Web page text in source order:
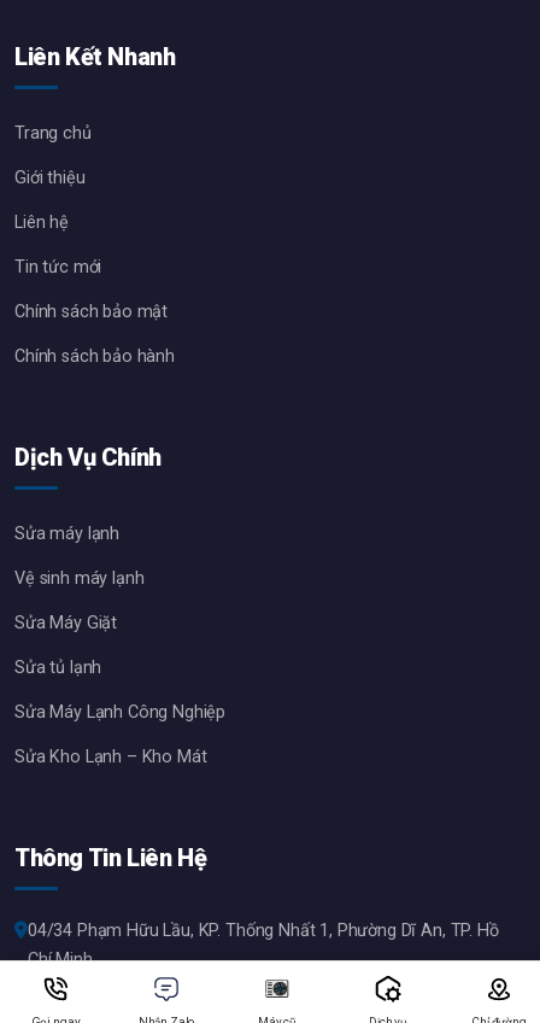
Liên Kết Nhanh
Trang chủ
Giới thiệu
Liên hệ
Tin tức mới
Chính sách bảo mật
Chính sách bảo hành
Dịch Vụ Chính
Sửa máy lạnh
Vệ sinh máy lạnh
Sửa Máy Giặt
Sửa tủ lạnh
Sửa Máy Lạnh Công Nghiệp
Sửa Kho Lạnh – Kho Mát
Thông Tin Liên Hệ
04/34 Phạm Hữu Lầu, KP. Thống Nhất 1, Phường Dĩ An, TP. Hồ
Chí Minh
092.903.4568 — 092.903.4568